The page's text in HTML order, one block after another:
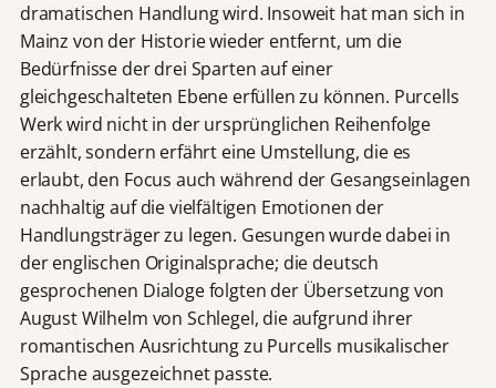
dramatischen Handlung wird. Insoweit hat man sich in
Mainz von der Historie wieder entfernt, um die
Bedürfnisse der drei Sparten auf einer
gleichgeschalteten Ebene erfüllen zu können. Purcells
Werk wird nicht in der ursprünglichen Reihenfolge
erzählt, sondern erfährt eine Umstellung, die es
erlaubt, den Focus auch während der Gesangseinlagen
nachhaltig auf die vielfältigen Emotionen der
Handlungsträger zu legen. Gesungen wurde dabei in
der englischen Originalsprache; die deutsch
gesprochenen Dialoge folgten der Übersetzung von
August Wilhelm von Schlegel, die aufgrund ihrer
romantischen Ausrichtung zu Purcells musikalischer
Sprache ausgezeichnet passte.